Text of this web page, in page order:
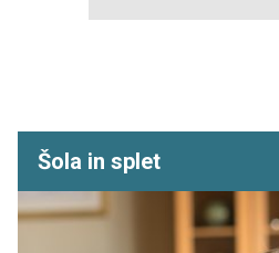
Šola in splet